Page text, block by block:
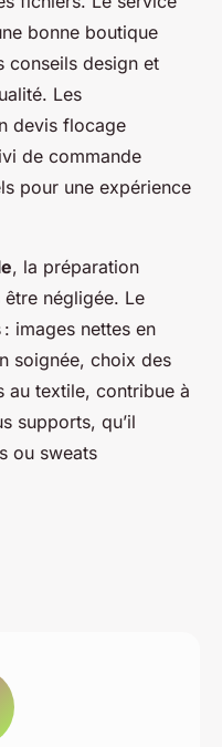
bonne boutique
conseils design et
Les
devis flocage
de commande
pour une expérience
, la préparation
négligée. Le
images nettes en
soignée, choix des
au textile, contribue à
supports, qu’il
ou sweats